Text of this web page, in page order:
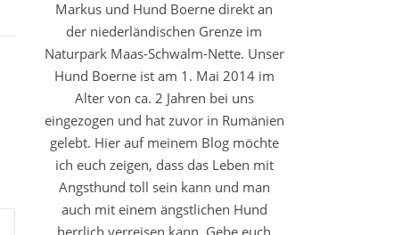
Markus und Hund Boerne direkt an
der niederländischen Grenze im
Naturpark Maas-Schwalm-Nette. Unser
Hund Boerne ist am 1. Mai 2014 im
Alter von ca. 2 Jahren bei uns
eingezogen und hat zuvor in Rumänien
gelebt. Hier auf meinem Blog möchte
ich euch zeigen, dass das Leben mit
Angsthund toll sein kann und man
auch mit einem ängstlichen Hund